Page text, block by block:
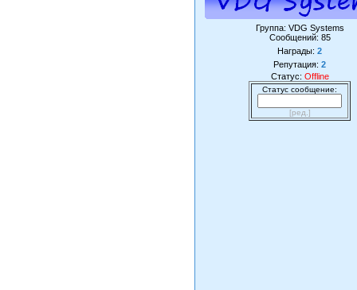
Группа: VDG Systems
Сообщений: 85
Награды: 2
Репутация: 2
Статус: Offline
Статус сообщение:
[ред.]